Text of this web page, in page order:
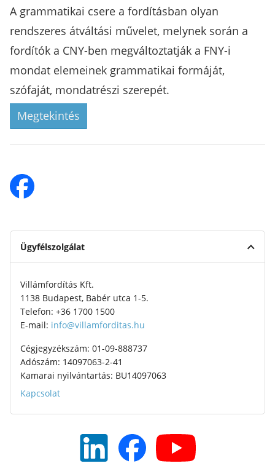
A grammatikai csere a fordításban olyan
rendszeres átváltási művelet, melynek során a
fordítók a CNY-ben megváltoztatják a FNY-i
mondat elemeinek grammatikai formáját,
szófaját, mondatrészi szerepét.
Megtekintés
Ügyfélszolgálat
Villámfordítás Kft.
1138 Budapest, Babér utca 1-5.
Telefon: +36 1700 1500
E-mail: info@villamforditas.hu
Cégjegyzékszám: 01-09-888737
Adószám: 14097063-2-41
Kamarai nyilvántartás: BU14097063
Kapcsolat